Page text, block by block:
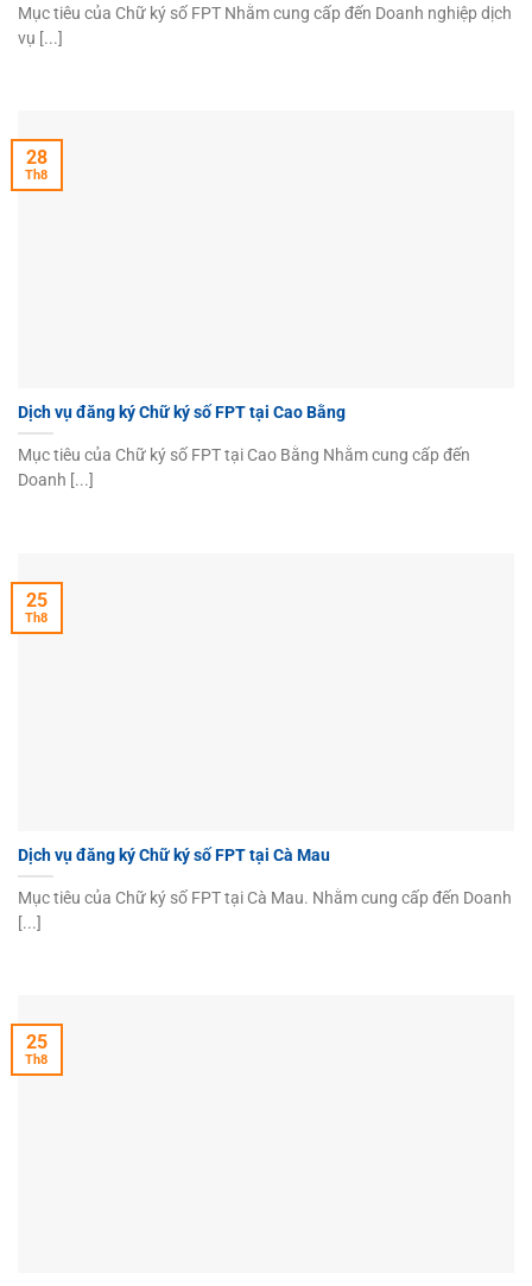
Mục tiêu của Chữ ký số FPT Nhằm cung cấp đến Doanh nghiệp dịch
vụ [...]
Dịch vụ đăng ký Chữ ký số FPT tại Cao Bằng
Mục tiêu của Chữ ký số FPT tại Cao Bằng Nhằm cung cấp đến
Doanh [...]
28
Th8
Dịch vụ đăng ký Chữ ký số FPT tại Cà Mau
Mục tiêu của Chữ ký số FPT tại Cà Mau. Nhằm cung cấp đến Doanh
[...]
25
Th8
25
Th8